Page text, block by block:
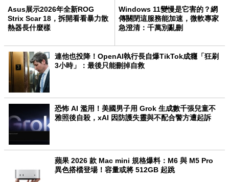
Asus展示2026年全新ROG
Strix Scar 18，拆開看看暴力散
熱器長什麼樣
Windows 11變慢是它害的？網
傳關閉這服務能加速，微軟專家
急澄清：千萬別亂刪
連他也投降！OpenAI執行長自爆TikTok成癮「狂刷
3小時」：最後只能刪掉自救
恐怖 AI 濫用！美國男子用 Grok 生成數千張兒童不
雅照後自殺，xAI 因防護失靈與不配合警方遭起訴
蘋果 2026 款 Mac mini 規格爆料：M6 與 M5 Pro
異色搭檔登場！容量或將 512GB 起跳